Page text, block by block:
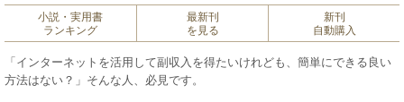
小説・実用書
ランキング
最新刊
を見る
新刊
自動購入
「インターネットを活用して副収入を得たいけれども、簡単にできる良い
方法はない？」そんな人、必見です。